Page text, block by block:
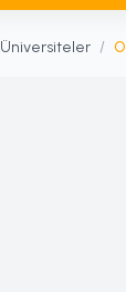
Üniversiteler /